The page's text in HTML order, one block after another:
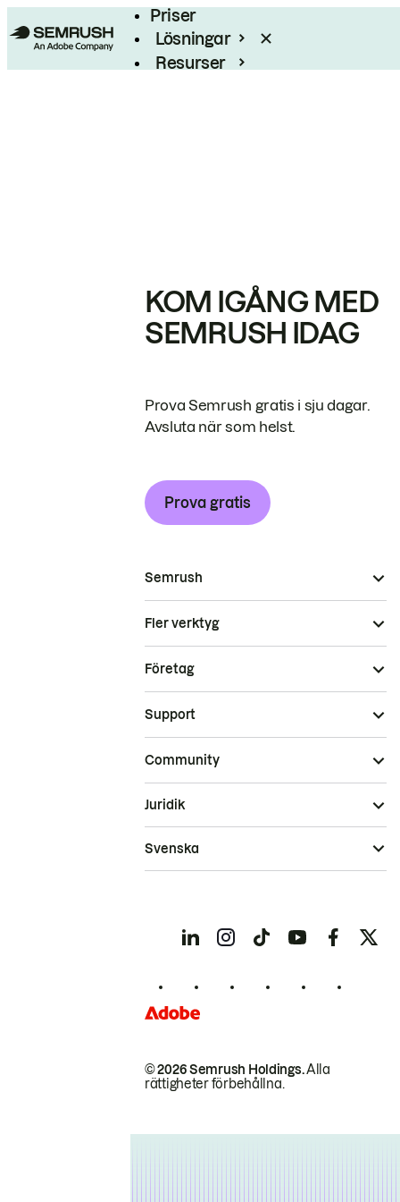
Priser
Lösningar
Resurser
KOM IGÅNG MED
SEMRUSH IDAG
Prova Semrush gratis i sju dagar.
Avsluta när som helst.
Prova gratis
Semrush
Fler verktyg
Företag
Support
Community
© 2026 Semrush Holdings.Alla
rättigheter förbehållna.
Juridik
Svenska